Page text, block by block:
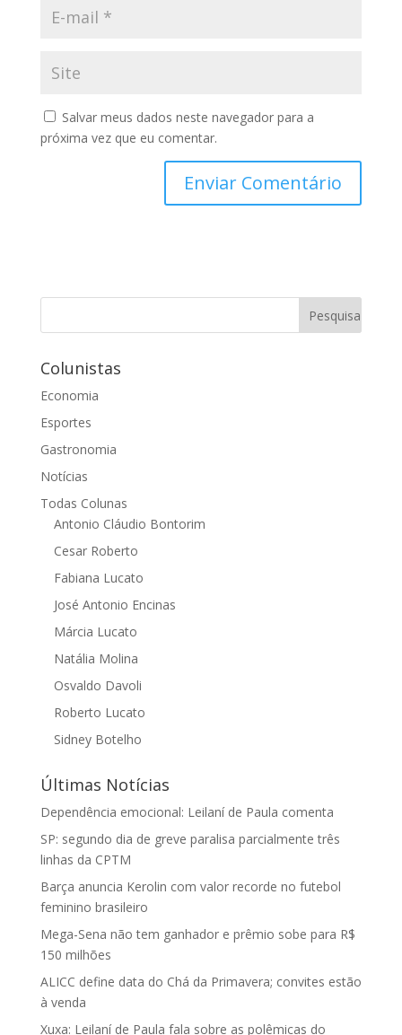
Salvar meus dados neste navegador para a
próxima vez que eu comentar.
Colunistas
Economia
Esportes
Gastronomia
Notícias
Todas Colunas
Antonio Cláudio Bontorim
Cesar Roberto
Fabiana Lucato
José Antonio Encinas
Márcia Lucato
Natália Molina
Osvaldo Davoli
Roberto Lucato
Sidney Botelho
Últimas Notícias
Dependência emocional: Leilaní de Paula comenta
SP: segundo dia de greve paralisa parcialmente três
linhas da CPTM
Barça anuncia Kerolin com valor recorde no futebol
feminino brasileiro
Mega-Sena não tem ganhador e prêmio sobe para R$
150 milhões
ALICC define data do Chá da Primavera; convites estão
à venda
Xuxa: Leilaní de Paula fala sobre as polêmicas do